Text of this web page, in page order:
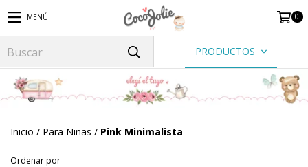
MENÚ 0
PRODUCTOS
Inicio / Para Niñas / Pink Minimalista
Ordenar por